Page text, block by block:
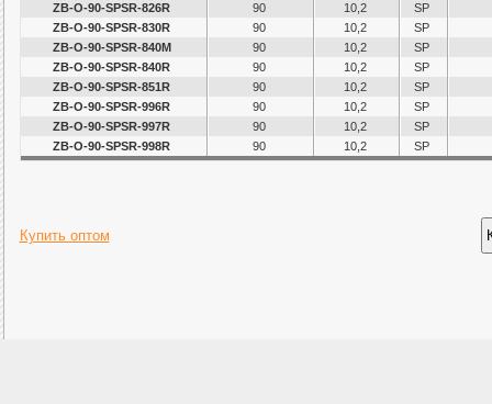
ZB-O-90-SPSR-826R
90 10,2
SP
ZB-O-90-SPSR-830R
90 10,2
SP
ZB-O-90-SPSR-840M
90 10,2
SP
ZB-O-90-SPSR-840R
90 10,2
SP
ZB-O-90-SPSR-851R
90 10,2
SP
ZB-O-90-SPSR-996R
90 10,2
SP
ZB-O-90-SPSR-997R
90 10,2
SP
ZB-O-90-SPSR-998R
90 10,2 SP
Купить оптом